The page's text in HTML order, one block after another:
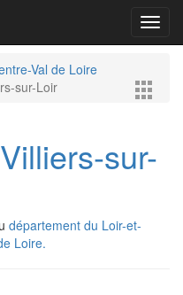
Val de Loire
sur-Loir
sur-
département du Loir-et-
Loire.